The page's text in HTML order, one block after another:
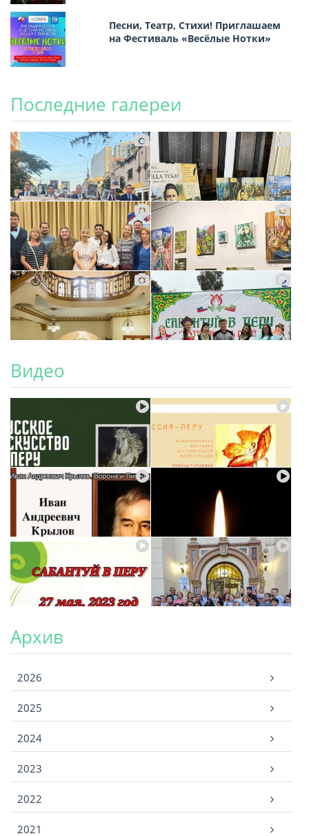
Песни, Театр, Стихи! Приглашаем
на Фестиваль «Весёлые Нотки»
Последние галереи
Видео
Архив
2026
2025
2024
2023
2022
2021